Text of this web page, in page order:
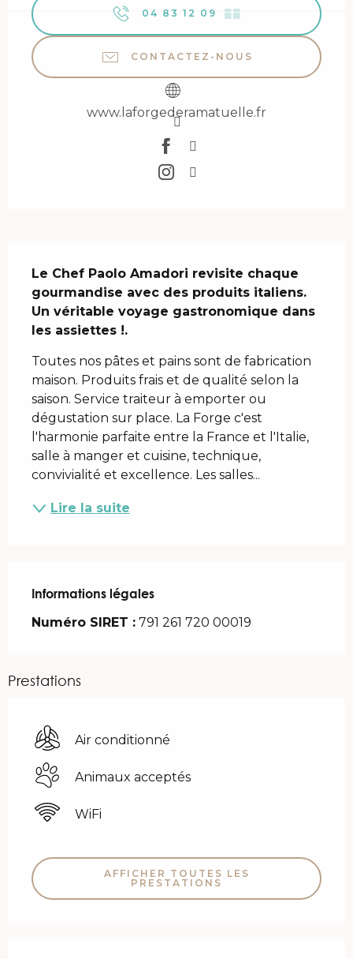
04 83 12 09 ▒▒
CONTACTEZ-NOUS
www.laforgederamatuelle.fr
Le Chef Paolo Amadori revisite chaque
gourmandise avec des produits italiens.
Un véritable voyage gastronomique dans
les assiettes !.
Toutes nos pâtes et pains sont de fabrication
maison. Produits frais et de qualité selon la
saison. Service traiteur à emporter ou
dégustation sur place. La Forge c'est
l'harmonie parfaite entre la France et l'Italie,
salle à manger et cuisine, technique,
convivialité et excellence. Les salles...
Lire la suite
Informations légales
Informations légales
Numéro SIRET : 791 261 720 00019
Prestations
Air conditionné
Animaux acceptés
WiFi
AFFICHER TOUTES LES
PRESTATIONS